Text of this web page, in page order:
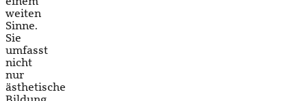
weiten
Sinne.
Sie
umfasst
nicht
nur
ästhetische